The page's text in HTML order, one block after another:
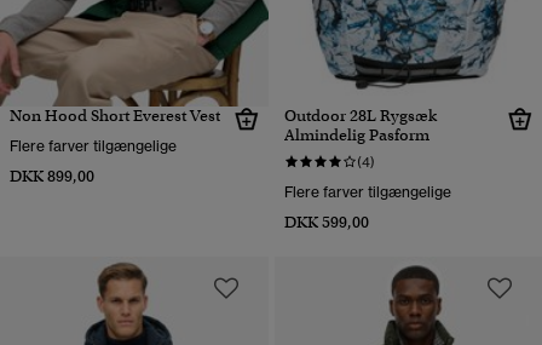
Non Hood Short Everest Vest
Flere farver tilgængelige
DKK 899,00
Outdoor 28L Rygsæk
Almindelig Pasform
(4)
Flere farver tilgængelige
DKK 599,00